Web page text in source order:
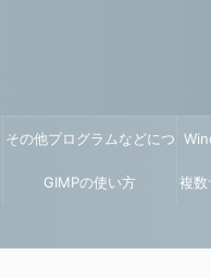
その他プログラムなどにつ
いて
GIMPの使い方 複数